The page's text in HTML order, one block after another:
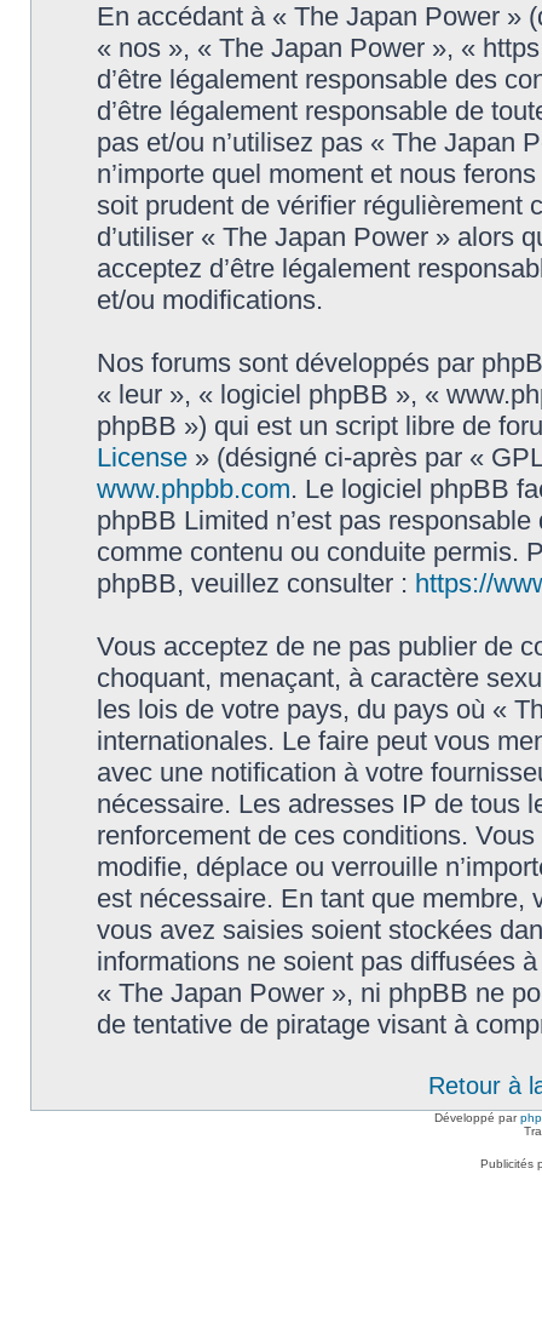
En accédant à « The Japan Power »
« nos », « The Japan Power », «
d’être légalement responsable des
d’être légalement responsable de
pas et/ou n’utilisez pas « The Japan
n’importe quel moment et nous
soit prudent de vérifier régulièrement
d’utiliser « The Japan Power » alors
acceptez d’être légalement
et/ou modifications.
Nos forums sont développés par
« leur », « logiciel phpBB », «
phpBB ») qui est un script libre de
License » (désigné ci-après par «
www.phpbb.com. Le logiciel phpBB
phpBB Limited n’est pas
comme contenu ou conduite permis.
phpBB, veuillez consulter : https://
Vous acceptez de ne pas publier de
choquant, menaçant, à caractère
les lois de votre pays, du pays où «
internationales. Le faire peut vous
avec une notification à votre
nécessaire. Les adresses IP de tous
renforcement de ces conditions.
modifie, déplace ou verrouille
est nécessaire. En tant que membre,
vous avez saisies soient stockées
informations ne soient pas diffusées
« The Japan Power », ni phpBB ne
de tentative de piratage visant à
Retour à
Développé par
Publicités